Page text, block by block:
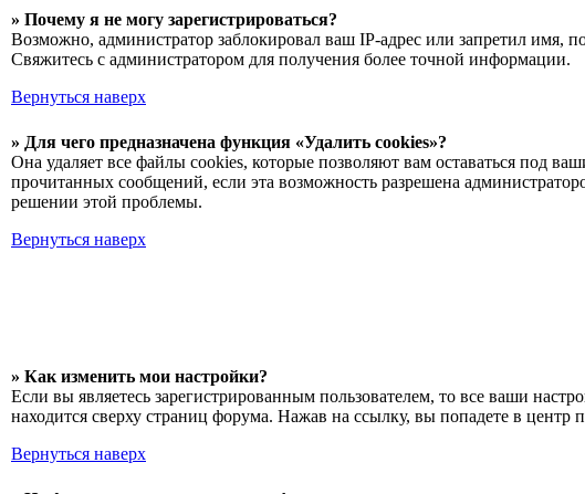
» Почему я не могу зарегистрироваться?
Возможно, администратор заблокировал ваш IP-адрес или запретил имя,
Свяжитесь с администратором для получения более точной информации.
Вернуться наверх
» Для чего предназначена функция «Удалить cookies»?
Она удаляет все файлы cookies, которые позволяют вам оставаться под
прочитанных сообщений, если эта возможность разрешена
решении этой проблемы.
Вернуться наверх
» Как изменить мои настройки?
Если вы являетесь зарегистрированным пользователем, то все ваши
находится сверху страниц форума. Нажав на ссылку, вы попадете в центр
Вернуться наверх